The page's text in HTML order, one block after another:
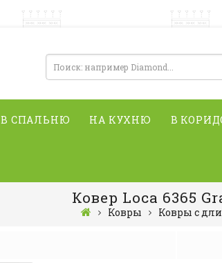
В СПАЛЬНЮ НА КУХНЮ В
Ковер Loca 6365
Ковры Ковры с